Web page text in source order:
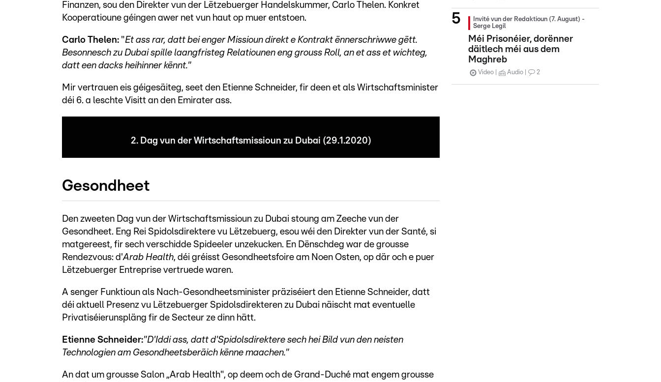
Finanzen, sou den Direkter vun der Lëtzebuerger Handelskummer, Carlo Thelen. Konkret
Kooperatioune géingen awer net vun haut op muer entstoen.
Carlo Thelen: "Et ass rar, datt bei enger Missioun direkt e Kontrakt ënnerschriwwe gëtt.
Besonnesch zu Dubai spille laangfristeg Relatiounen eng grouss Roll, an et ass et wichteg,
datt een dacks heihinner kënnt."
Mir vertrauen eis géigesäiteg, seet den Etienne Schneider, fir deen et als Wirtschaftsminister
déi 6. a leschte Visitt an den Emirater ass.
2. Dag vun der Wirtschaftsmissioun zu Dubai (29.1.2020)
Gesondheet
Den zweeten Dag vun der Wirtschaftsmissioun zu Dubai stoung am Zeeche vun der
Gesondheet. Eng Rei Spidolsdirektere vu Lëtzebuerg, esou wéi den Direkter vun der Santé, si
matgereest, fir sech verschidde Spideeler unzekucken. En Dënschdeg war de grousse
Rendezvous: d'Arab Health, déi gréisst Gesondheetsfoire am Noen Osten, op där och e puer
Lëtzebuerger Entreprise vertruede waren.
A senger Funktioun als Nach-Gesondheetsminister präziséiert den Etienne Schneider, datt
déi aktuell Presenz vu Lëtzebuerger Spidolsdirekteren zu Dubai näischt mat eventuelle
Privatiséierunspläng fir de Secteur ze dinn hätt.
Etienne Schneider:"D'Iddi ass, datt d'Spidolsdirektere sech hei Bild vun den neisten
Technologien am Gesondheetsberäich kënne maachen."
An dat um grousse Salon „Arab Health", op deem och de Grand-Duché mat engem grousse
Invité vun der Redaktioun (7. August) -
Serge Legil
Méi Prisonéier, dorënner
däitlech méi aus dem
Maghreb
Video Audio 2